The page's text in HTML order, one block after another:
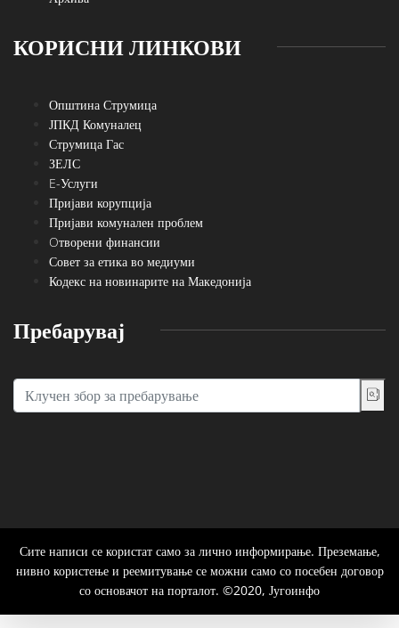
КОРИСНИ ЛИНКОВИ
Општина Струмица
ЈПКД Комуналец
Струмица Гас
ЗЕЛС
E-Услуги
Пријави корупција
Пријави комунален проблем
Oтворени финансии
Совет за етика во медиуми
Кодекс на новинарите на Македонија
Пребарувај
Сите написи се користат само за лично информирање. Преземање,
нивно користење и реемитување се можни само со посебен договор
со основачот на порталот. ©2020, Југоинфо